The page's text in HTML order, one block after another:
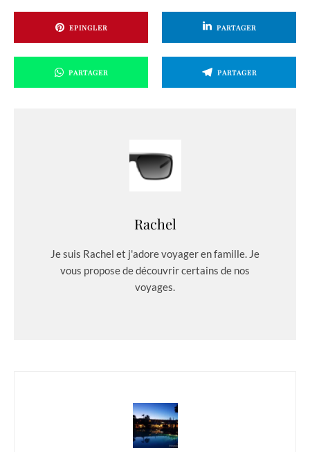
EPINGLER PARTAGER
PARTAGER PARTAGER
Rachel
Je suis Rachel et j'adore voyager en famille. Je
vous propose de découvrir certains de nos
voyages.